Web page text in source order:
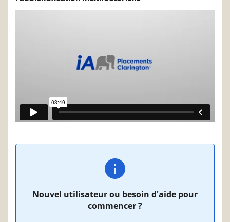
Nouvel utilisateur ou besoin d'aide pour
commencer ?